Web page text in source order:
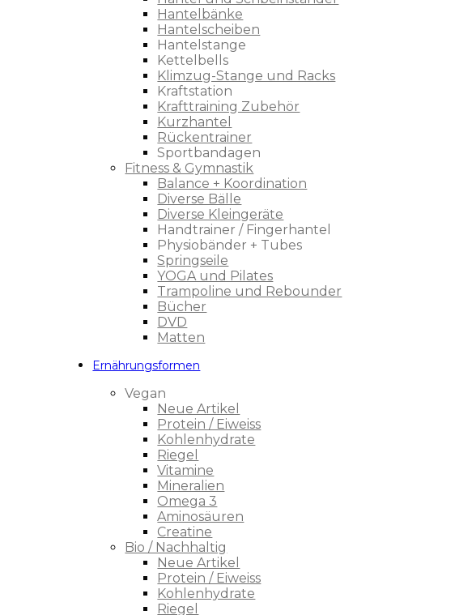
Hantelbänke
Hantelscheiben
Hantelstange
Kettelbells
Klimzug-Stange und Racks
Kraftstation
Krafttraining Zubehör
Kurzhantel
Rückentrainer
Sportbandagen
Fitness & Gymnastik
Balance + Koordination
Diverse Bälle
Diverse Kleingeräte
Handtrainer / Fingerhantel
Physiobänder + Tubes
Springseile
YOGA und Pilates
Trampoline und Rebounder
Bücher
DVD
Matten
Ernährungsformen
Vegan
Neue Artikel
Protein / Eiweiss
Kohlenhydrate
Riegel
Vitamine
Mineralien
Omega 3
Aminosäuren
Creatine
Bio / Nachhaltig
Neue Artikel
Protein / Eiweiss
Kohlenhydrate
Riegel